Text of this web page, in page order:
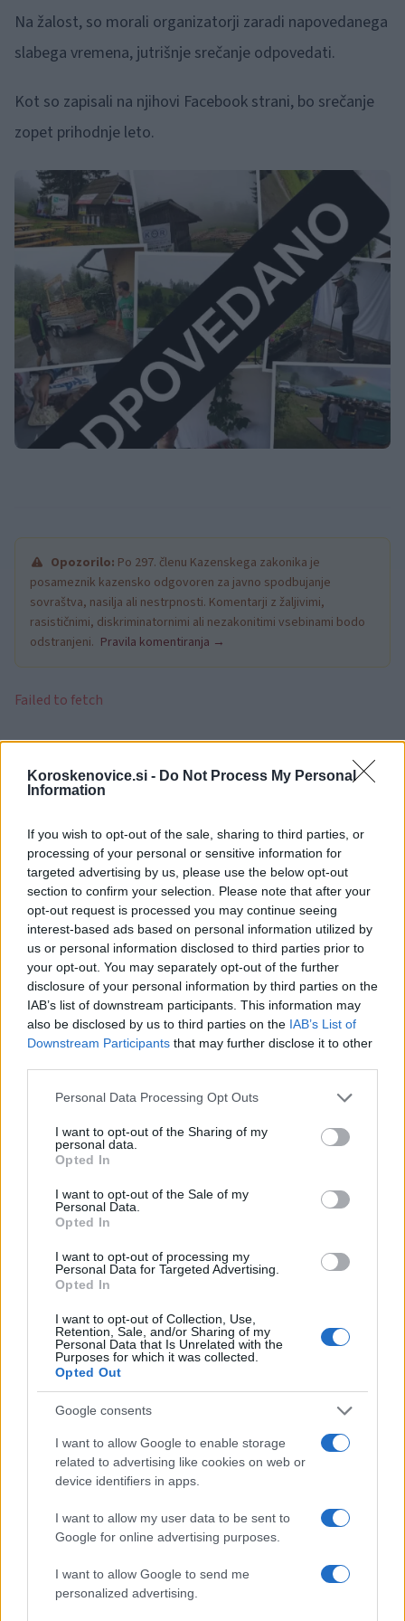
Koroskenovice.si - Do Not Process My Personal
Information
If you wish to opt-out of the sale, sharing to third parties, or
processing of your personal or sensitive information for
targeted advertising by us, please use the below opt-out
section to confirm your selection. Please note that after your
opt-out request is processed you may continue seeing
interest-based ads based on personal information utilized by
us or personal information disclosed to third parties prior to
your opt-out. You may separately opt-out of the further
disclosure of your personal information by third parties on the
IAB’s list of downstream participants. This information may
also be disclosed by us to third parties on the IAB’s List of
Downstream Participants that may further disclose it to other
Please note that this website/app uses one or more Google
not limited to your visit or usage behaviour. You may click to
grant or deny consent to Google and its third-party tags to
use your data for below specified purposes in below Google
consent section.
Personal Data Processing Opt Outs
I want to opt-out of the Sharing of my
personal data.
Opted In
I want to opt-out of the Sale of my
Personal Data.
Opted In
I want to opt-out of processing my
Personal Data for Targeted Advertising.
Opted In
I want to opt-out of Collection, Use,
Retention, Sale, and/or Sharing of my
Personal Data that Is Unrelated with the
Purposes for which it was collected.
Opted Out
Google consents
I want to allow Google to enable storage
related to advertising like cookies on web or
device identifiers in apps.
I want to allow my user data to be sent to
Google for online advertising purposes.
I want to allow Google to send me
personalized advertising.
Na žalost, so morali organizatorji zaradi napovedanega
slabega vremena, jutrišnje srečanje odpovedati.
Kot so zapisali na njihovi Facebook strani, bo srečanje
zopet prihodnje leto.
Opozorilo: Po 297. členu Kazenskega zakonika je
posameznik kazensko odgovoren za javno spodbujanje
sovraštva, nasilja ali nestrpnosti. Komentarji z žaljivimi,
rasističnimi, diskriminatornimi ali nezakonitimi vsebinami bodo
odstranjeni. Pravila komentiranja →
Failed to fetch
Občine: Slovenj Gradec
Ključne besede: pesem petje
srečanje
zabava
Več iz kraja Slovenj Gradec
Brezplačna osvežitev: Skočite v
bazen v Slovenj Gradcu in na
Ravnah
Pol stoletja glasbe na tromeji:
Graška Gora obeležuje 50.
Nogometni spektakel je pred
vrati, zagotovite si svojo
vstopnico pravočasno
Obratovanje bazenov
vremenskim razmeram
Več iz kategorije Novice
Nevarna najdba v Dravogradu:
Odstranili 88-milimetrsko
granato
(VIDEO in FOTO) Novo padel
igrišče v Vuzenici: Naj se
odštevanje do prvega servisa